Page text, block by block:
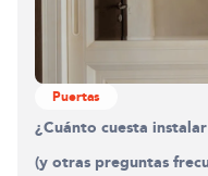
Puertas
¿Cuánto cuesta
(y otras preguntas